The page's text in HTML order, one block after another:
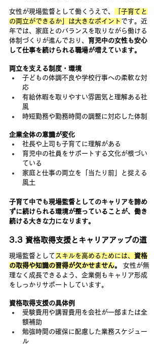
女性が現場監督として働くうえで、
「子育てと
の両立ができるか」は大きなポイント です。近
年では、家庭とのバランスを取りながら働ける
体制づくりが進んでおり、 育児中の女性も安心
して仕事を続けられる職場が増えています。
両立を支える制度・環境
子どもの体調不良や学校行事への柔軟な対
応
有給休暇を取りやすい雰囲気と理解ある社
風
時短勤務や勤務時間の調整に対応した体制
企業全体の意識が変化
社長や上司も子育てに理解がある
育児中の社員をサポートする文化が根づい
ている
家庭と仕事の両立を「当たり前」と捉える
風土
子育て中でも現場監督としてのキャリアを諦め
ずに続けられる環境が整っていることが、働き
続ける大きな力になります。
3.3 資格取得支援とキャリアアップの道
現場監督として スキルを高めるためには、 資格
の取得や知識の習得が欠かせません。
女性が無
理なく成長できるよう、企業側もキャリア形成
をしっかりサポートしています。
資格取得支援の具体例
受験費用や講習費用を会社が一部または全
額補助
勉強時間の確保に配慮した業務スケジュー
ル